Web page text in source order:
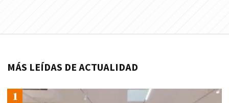
MÁS LEÍDAS DE ACTUALIDAD